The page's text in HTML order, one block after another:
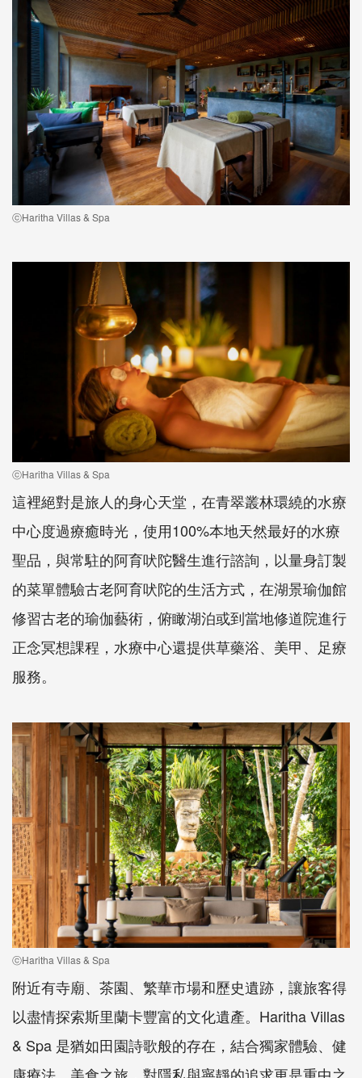
ⓒHaritha Villas & Spa
ⓒHaritha Villas & Spa
這裡絕對是旅人的身心天堂，在青翠叢林環繞的水療
中心度過療癒時光，使用100%本地天然最好的水療
聖品，與常駐的阿育吠陀醫生進行諮詢，以量身訂製
的菜單體驗古老阿育吠陀的生活方式，在湖景瑜伽館
修習古老的瑜伽藝術，俯瞰湖泊或到當地修道院進行
正念冥想課程，水療中心還提供草藥浴、美甲、足療
服務。
ⓒHaritha Villas & Spa
附近有寺廟、茶園、繁華市場和歷史遺跡，讓旅客得
以盡情探索斯里蘭卡豐富的文化遺產。Haritha Villas
& Spa 是猶如田園詩歌般的存在，結合獨家體驗、健